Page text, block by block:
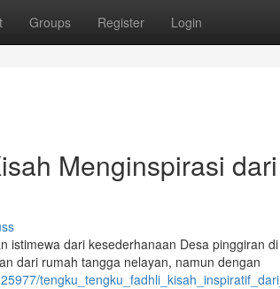
Groups Register Login
Menginspirasi
istimewa dari kesederhanaan Desa pinggiran
dari rumah tangga nelayan, namun dengan